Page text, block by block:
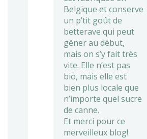
Belgique et conserve
un p’tit goût de
betterave qui peut
gêner au début,
mais on s’y fait très
vite. Elle n’est pas
bio, mais elle est
bien plus locale que
n’importe quel sucre
de canne.
Et merci pour ce
merveilleux blog!